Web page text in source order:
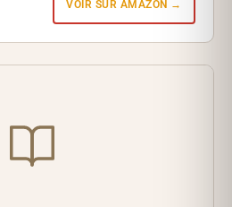
VOIR SUR AMAZON →